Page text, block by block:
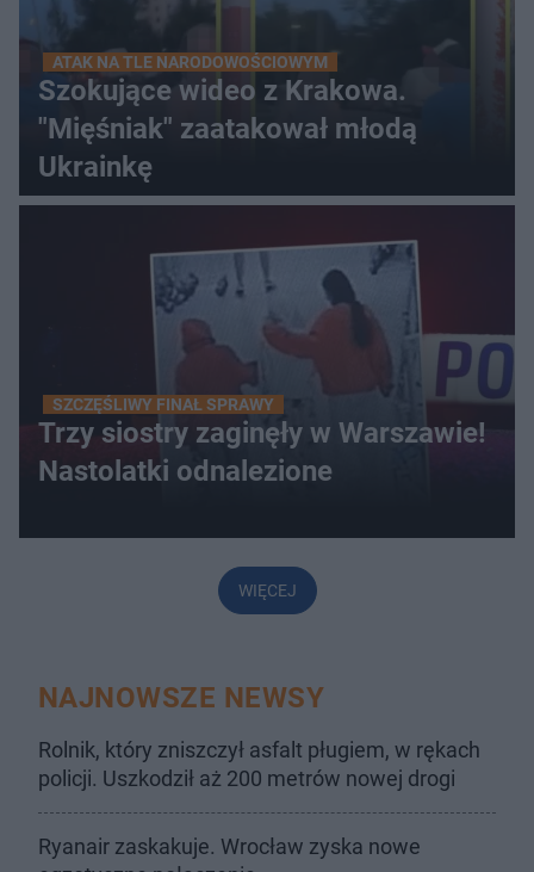
ATAK NA TLE NARODOWOŚCIOWYM
Szokujące wideo z Krakowa.
"Mięśniak" zaatakował młodą
Ukrainkę
SZCZĘŚLIWY FINAŁ SPRAWY
Trzy siostry zaginęły w Warszawie!
Nastolatki odnalezione
WIĘCEJ
NAJNOWSZE NEWSY
Rolnik, który zniszczył asfalt pługiem, w rękach
policji. Uszkodził aż 200 metrów nowej drogi
Ryanair zaskakuje. Wrocław zyska nowe